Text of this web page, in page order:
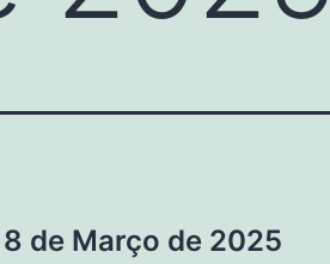
de Março de 2025